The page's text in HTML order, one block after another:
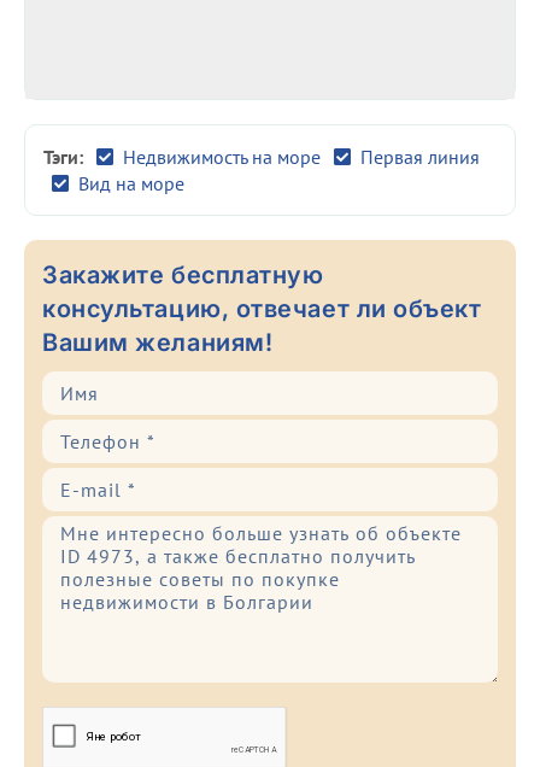
Тэги: Недвижимость на море
Первая линия
Вид на море
Закажите бесплатную
консультацию, отвечает ли объект
Вашим желаниям!